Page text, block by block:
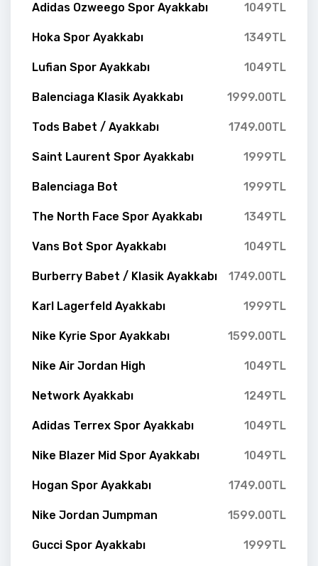
Adidas Ozweego Spor Ayakkabı 1049TL
Hoka Spor Ayakkabı 1349TL
Lufian Spor Ayakkabı 1049TL
Balenciaga Klasik Ayakkabı 1999.00TL
Tods Babet / Ayakkabı 1749.00TL
Saint Laurent Spor Ayakkabı 1999TL
Balenciaga Bot 1999TL
The North Face Spor Ayakkabı 1349TL
Vans Bot Spor Ayakkabı 1049TL
Burberry Babet / Klasik Ayakkabı 1749.00TL
Karl Lagerfeld Ayakkabı 1999TL
Nike Kyrie Spor Ayakkabı 1599.00TL
Nike Air Jordan High 1049TL
Network Ayakkabı 1249TL
Adidas Terrex Spor Ayakkabı 1049TL
Nike Blazer Mid Spor Ayakkabı 1049TL
Hogan Spor Ayakkabı 1749.00TL
Nike Jordan Jumpman 1599.00TL
Gucci Spor Ayakkabı 1999TL